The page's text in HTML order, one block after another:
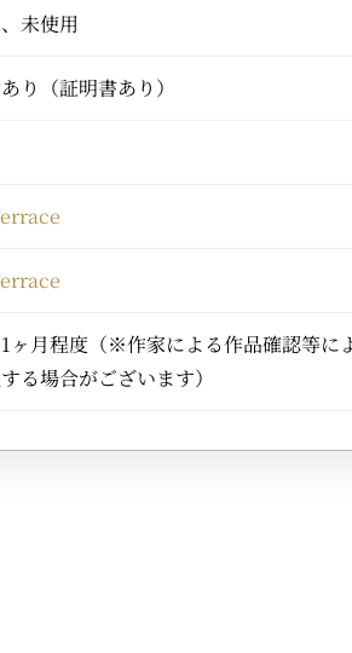
未使用
り（証明書あり）
ヶ月程度（※作家による作品確認等に
る場合がございます）